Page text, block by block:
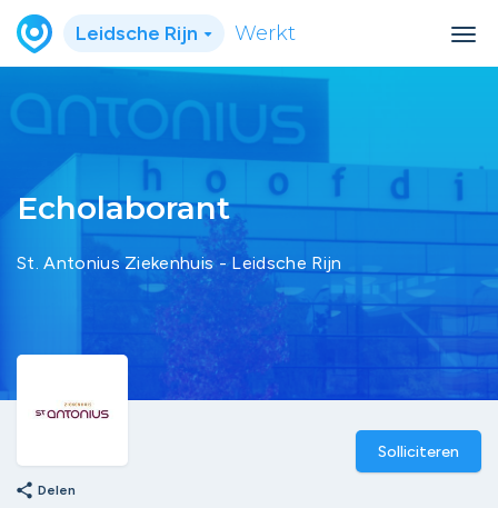
Leidsche Rijn Werkt
Echolaborant
St. Antonius Ziekenhuis - Leidsche Rijn
Solliciteren
share Delen